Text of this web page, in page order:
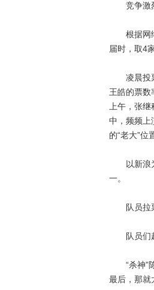
竞争激
根据网络
届时，取4
凌晨投票
王皓的票数
上午，张
中，频频上
的“老大”位
以新浪为
一。
队员拉
队员们起
“杀神”陈
最后，那就